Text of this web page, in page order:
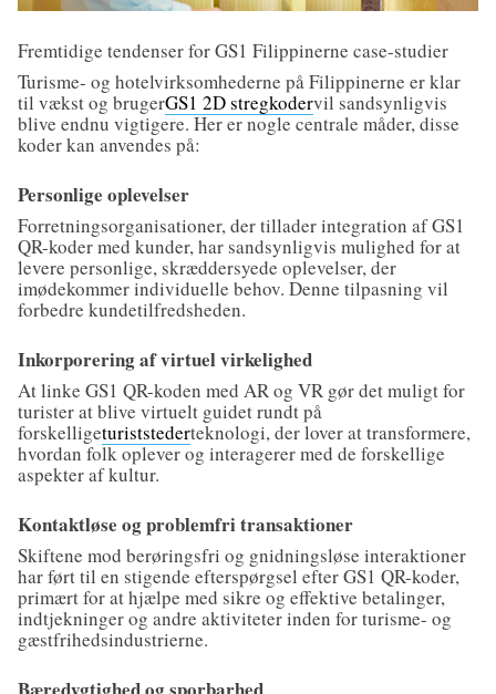
Fremtidige tendenser for GS1 Filippinerne case-studier
Turisme- og hotelvirksomhederne på Filippinerne er klar
til vækst og brugerGS1 2D stregkodervil sandsynligvis
blive endnu vigtigere. Her er nogle centrale måder, disse
koder kan anvendes på:
Personlige oplevelser
Forretningsorganisationer, der tillader integration af GS1
QR-koder med kunder, har sandsynligvis mulighed for at
levere personlige, skræddersyede oplevelser, der
imødekommer individuelle behov. Denne tilpasning vil
forbedre kundetilfredsheden.
Inkorporering af virtuel virkelighed
At linke GS1 QR-koden med AR og VR gør det muligt for
turister at blive virtuelt guidet rundt på
forskelligeturiststederteknologi, der lover at transformere,
hvordan folk oplever og interagerer med de forskellige
aspekter af kultur.
Kontaktløse og problemfri transaktioner
Skiftene mod berøringsfri og gnidningsløse interaktioner
har ført til en stigende efterspørgsel efter GS1 QR-koder,
primært for at hjælpe med sikre og effektive betalinger,
indtjekninger og andre aktiviteter inden for turisme- og
gæstfrihedsindustrierne.